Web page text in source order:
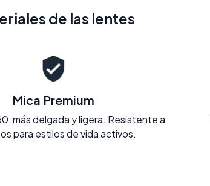
de las lentes
Mica Premium
más delgada y ligera. Resistente a
para estilos de vida activos.